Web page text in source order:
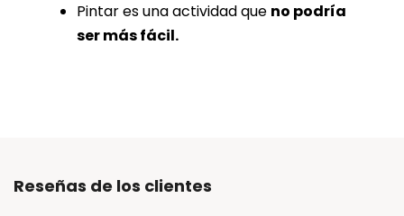
Pintar es una actividad que no podría
ser más fácil.
Reseñas de los clientes